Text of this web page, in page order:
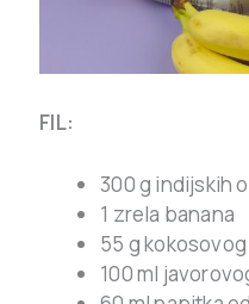
FIL:
300 g indijskih
1 zrela banana
55 g
100 ml